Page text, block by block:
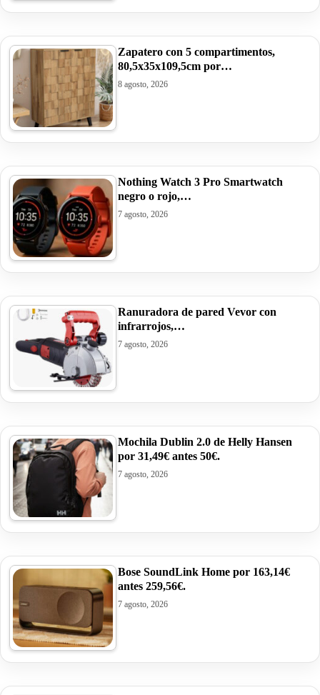
Zapatero con 5 compartimentos,
80,5x35x109,5cm por…
8 agosto, 2026
Nothing Watch 3 Pro Smartwatch
negro o rojo,…
7 agosto, 2026
Ranuradora de pared Vevor con
infrarrojos,…
7 agosto, 2026
Mochila Dublin 2.0 de Helly Hansen
por 31,49€ antes 50€.
7 agosto, 2026
Bose SoundLink Home por 163,14€
antes 259,56€.
7 agosto, 2026